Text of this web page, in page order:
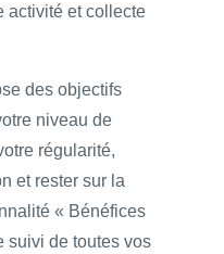
activité et collecte
des objectifs
niveau de
régularité,
et rester sur la
« Bénéfices
suivi de toutes vos